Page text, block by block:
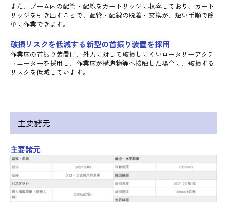
また、ブーム内の配管・配線をカートリッジに収容しており、カート
リッジを引き出すことで、配管・配線の脱着・交換が、短い手順で簡
単に作業できます。
破損リスクを低減する新型の首振り装置を採用
作業床の首振り装置に、外力に対して破損しにくいロータリーアクチ
ュエーターを採用し、作業床が構造物等へ接触した場合に、破損する
リスクを低減しています。
主要諸元
主要諸元